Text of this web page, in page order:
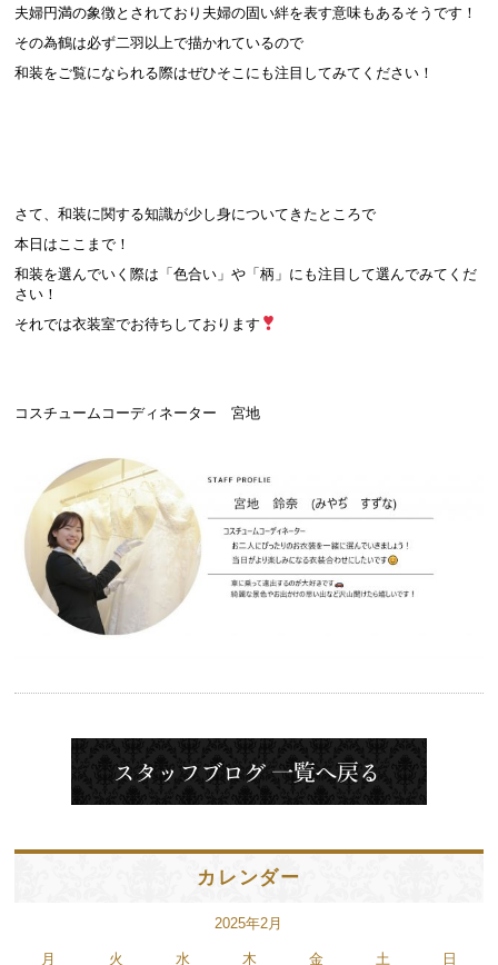
夫婦円満の象徴とされており夫婦の固い絆を表す意味もあるそうです！
その為鶴は必ず二羽以上で描かれているので
和装をご覧になられる際はぜひそこにも注目してみてください！
さて、和装に関する知識が少し身についてきたところで
本日はここまで！
和装を選んでいく際は「色合い」や「柄」にも注目して選んでみてくだ
さい！
それでは衣装室でお待ちしております
コスチュームコーディネーター 宮地
カレンダー
2025年2月
月 火 水 木 金 土 日